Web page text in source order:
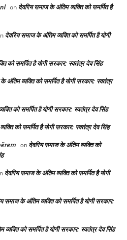
on देवरिय समाज के अंतिम व्यक्ति को समर्पित है
देवरिय समाज के अंतिम व्यक्ति को समर्पित है योगी
को समर्पित है योगी सरकार: स्वतंत्र देव सिंह
अंतिम व्यक्ति को समर्पित है योगी सरकार: स्वतंत्र
को समर्पित है योगी सरकार: स्वतंत्र देव सिंह
को समर्पित है योगी सरकार: स्वतंत्र देव सिंह
on देवरिय समाज के अंतिम व्यक्ति को
देवरिय समाज के अंतिम व्यक्ति को समर्पित है योगी
समाज के अंतिम व्यक्ति को समर्पित है योगी सरकार:
को समर्पित है योगी सरकार: स्वतंत्र देव सिंह